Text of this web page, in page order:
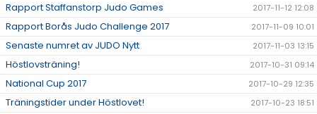
Rapport Staffanstorp Judo Games 2017-11-12 12:08
Rapport Borås Judo Challenge 2017 2017-11-09 10:01
Senaste numret av JUDO Nytt 2017-11-03 13:15
Höstlovsträning! 2017-10-31 09:14
National Cup 2017 2017-10-29 12:35
Träningstider under Höstlovet! 2017-10-23 18:51